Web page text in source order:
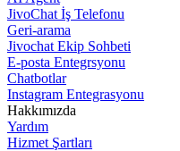
JivoChat İş Telefonu
Geri-arama
Jivochat Ekip Sohbeti
E-posta Entegrsyonu
Chatbotlar
Instagram Entegrasyonu
Hakkımızda
Yardım
Hizmet Şartları